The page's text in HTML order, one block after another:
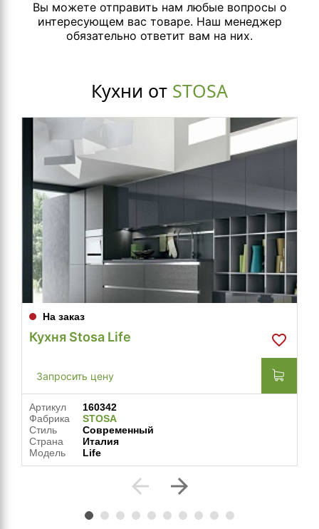
Вы можете отправить нам любые вопросы о
интересующем вас товаре. Наш менеджер
обязательно ответит вам на них.
Кухни от STOSA
На заказ
Кухня Stosa Life
Запросить цену
Артикул
160342
Фабрика
STOSA
Стиль
Современный
Страна
Италия
Модель
Life
arrow_back arrow_forward